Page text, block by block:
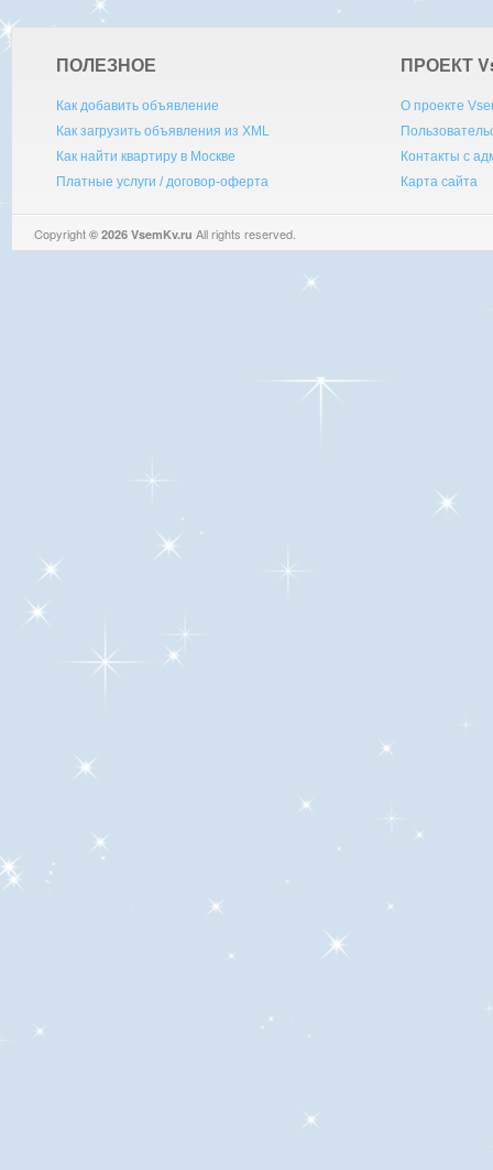
ПОЛЕЗНОЕ
Как добавить объявление
Как загрузить объявления из XML
Как найти квартиру в Москве
Платные услуги / договор-оферта
ПРОЕКТ V
О проекте
Контакты с
Карта сайта
Copyright © 2026 VsemKv.ru All rights reserved.